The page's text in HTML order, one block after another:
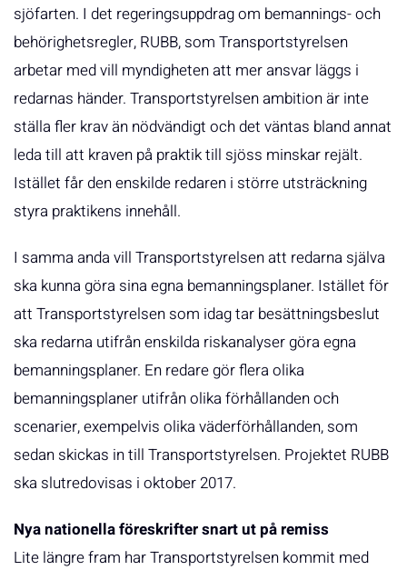
sjöfarten. I det regeringsuppdrag om bemannings- och
behörighetsregler, RUBB, som Transportstyrelsen
arbetar med vill myndigheten att mer ansvar läggs i
redarnas händer. Transportstyrelsen ambition är inte
ställa fler krav än nödvändigt och det väntas bland annat
leda till att kraven på praktik till sjöss minskar rejält.
Istället får den enskilde redaren i större utsträckning
styra praktikens innehåll.
I samma anda vill Transportstyrelsen att redarna själva
ska kunna göra sina egna bemanningsplaner. Istället för
att Transportstyrelsen som idag tar besättningsbeslut
ska redarna utifrån enskilda riskanalyser göra egna
bemanningsplaner. En redare gör flera olika
bemanningsplaner utifrån olika förhållanden och
scenarier, exempelvis olika väderförhållanden, som
sedan skickas in till Transportstyrelsen. Projektet RUBB
ska slutredovisas i oktober 2017.
Nya nationella föreskrifter snart ut på remiss
Lite längre fram har Transportstyrelsen kommit med